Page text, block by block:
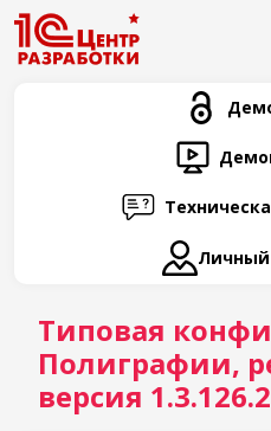
Личный
Типовая
Полиграфии,
версия 1.3.126.2